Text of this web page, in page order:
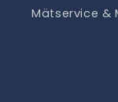
Mätservice &